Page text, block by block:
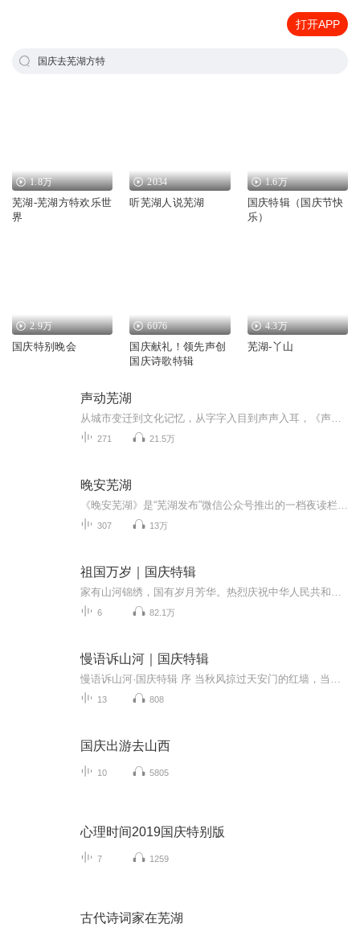
打开APP
国庆去芜湖方特
1.8万
芜湖-芜湖方特欢乐世
界
2034
听芜湖人说芜湖
1.6万
国庆特辑（国庆节快
乐）
2.9万
国庆特别晚会
6076
国庆献礼！领先声创
国庆诗歌特辑
4.3万
芜湖-丫山
声动芜湖
271 21.5万
晚安芜湖
307 13万
祖国万岁｜国庆特辑
6 82.1万
慢语诉山河｜国庆特辑
13 808
国庆出游去山西
10 5805
心理时间2019国庆特别版
7 1259
古代诗词家在芜湖